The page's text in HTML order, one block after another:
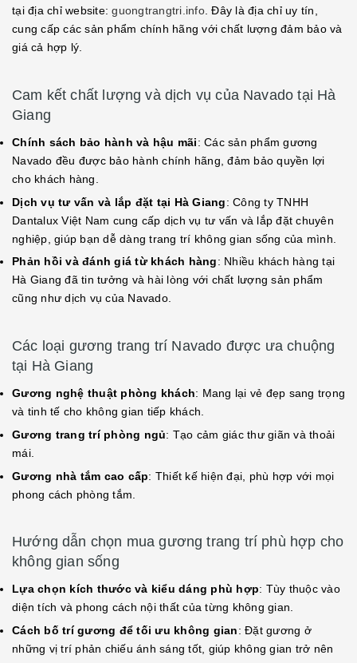
tại địa chỉ website:guongtrangtri.info. Đây là địa chỉ uy tín,
cung cấp các sản phẩm chính hãng với chất lượng đảm bảo và
giá cả hợp lý.
Cam kết chất lượng và dịch vụ của Navado tại Hà
Giang
Chính sách bảo hành và hậu mãi: Các sản phẩm gương
Navado đều được bảo hành chính hãng, đảm bảo quyền lợi
cho khách hàng.
Dịch vụ tư vấn và lắp đặt tại Hà Giang: Công ty TNHH
Dantalux Việt Nam cung cấp dịch vụ tư vấn và lắp đặt chuyên
nghiệp, giúp bạn dễ dàng trang trí không gian sống của mình.
Phản hồi và đánh giá từ khách hàng: Nhiều khách hàng tại
Hà Giang đã tin tưởng và hài lòng với chất lượng sản phẩm
cũng như dịch vụ của Navado.
Các loại gương trang trí Navado được ưa chuộng
tại Hà Giang
Gương nghệ thuật phòng khách: Mang lại vẻ đẹp sang trọng
và tinh tế cho không gian tiếp khách.
Gương trang trí phòng ngủ: Tạo cảm giác thư giãn và thoải
mái.
Gương nhà tắm cao cấp: Thiết kế hiện đại, phù hợp với mọi
phong cách phòng tắm.
Hướng dẫn chọn mua gương trang trí phù hợp cho
không gian sống
Lựa chọn kích thước và kiểu dáng phù hợp: Tùy thuộc vào
diện tích và phong cách nội thất của từng không gian.
Cách bố trí gương để tối ưu không gian: Đặt gương ở
những vị trí phản chiếu ánh sáng tốt, giúp không gian trở nên